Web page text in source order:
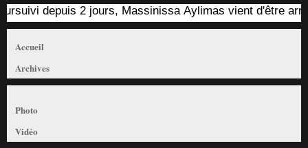
depuis 2 jours, Massinissa Aylimas vient d'être arrêté
Accueil
Archives
Photo
Vidéo